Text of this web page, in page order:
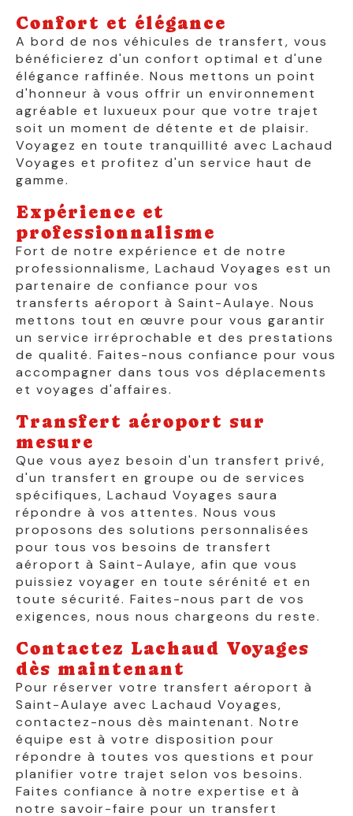
Confort et élégance
A bord de nos véhicules de transfert, vous
bénéficierez d'un confort optimal et d'une
élégance raffinée. Nous mettons un point
d'honneur à vous offrir un environnement
agréable et luxueux pour que votre trajet
soit un moment de détente et de plaisir.
Voyagez en toute tranquillité avec Lachaud
Voyages et profitez d'un service haut de
gamme.
Expérience et
professionnalisme
Fort de notre expérience et de notre
professionnalisme, Lachaud Voyages est un
partenaire de confiance pour vos
transferts aéroport à Saint-Aulaye. Nous
mettons tout en œuvre pour vous garantir
un service irréprochable et des prestations
de qualité. Faites-nous confiance pour vous
accompagner dans tous vos déplacements
et voyages d'affaires.
Transfert aéroport sur
mesure
Que vous ayez besoin d'un transfert privé,
d'un transfert en groupe ou de services
spécifiques, Lachaud Voyages saura
répondre à vos attentes. Nous vous
proposons des solutions personnalisées
pour tous vos besoins de transfert
aéroport à Saint-Aulaye, afin que vous
puissiez voyager en toute sérénité et en
toute sécurité. Faites-nous part de vos
exigences, nous nous chargeons du reste.
Contactez Lachaud Voyages
dès maintenant
Pour réserver votre transfert aéroport à
Saint-Aulaye avec Lachaud Voyages,
contactez-nous dès maintenant. Notre
équipe est à votre disposition pour
répondre à toutes vos questions et pour
planifier votre trajet selon vos besoins.
Faites confiance à notre expertise et à
notre savoir-faire pour un transfert